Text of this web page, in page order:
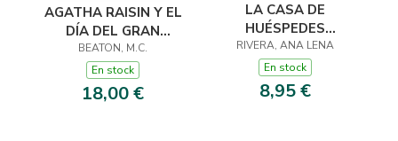
AGATHA RAISIN Y EL
DÍA DEL GRAN
DILUVIO (AGATHA
RAISIN 12)
BEATON, M.C.
En stock
18,00 €
LA CASA DE
HUÉSPEDES
(EDICIÓN LIMITADA ·
VERANO)
RIVERA, ANA LENA
En stock
8,95 €